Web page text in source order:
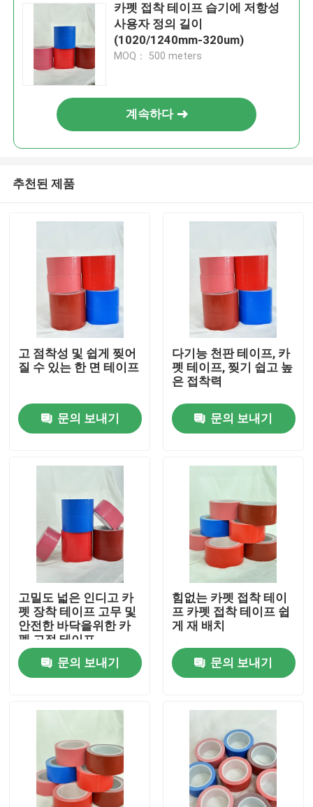
홈
회사 소개
품질 관리
연락처
견적 요청
속건성 접착제 접착 테이프
카펫 접착 테이프
카펫 접착 테이프 습기에 저항성
사용자 정의 길이
(1020/1240mm-320um)
MOQ： 500 meters
계속하다
추천된 제품
고 점착성 및 쉽게 찢어
질 수 있는 한 면 테이프
문의 보내기
다기능 천판 테이프, 카
펫 테이프, 찢기 쉽고 높
은 접착력
문의 보내기
고밀도 넓은 인디고 카
펫 장착 테이프 고무 및
안전한 바닥을위한 카
펫 고정 테이프
문의 보내기
힘없는 카펫 접착 테이
프 카펫 접착 테이프 쉽
게 재 배치
문의 보내기